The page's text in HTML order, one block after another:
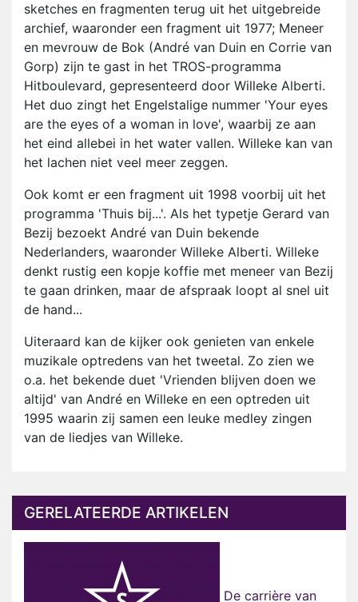
sketches en fragmenten terug uit het uitgebreide
archief, waaronder een fragment uit 1977; Meneer
en mevrouw de Bok (André van Duin en Corrie van
Gorp) zijn te gast in het TROS-programma
Hitboulevard, gepresenteerd door Willeke Alberti.
Het duo zingt het Engelstalige nummer 'Your eyes
are the eyes of a woman in love', waarbij ze aan
het eind allebei in het water vallen. Willeke kan van
het lachen niet veel meer zeggen.
Ook komt er een fragment uit 1998 voorbij uit het
programma 'Thuis bij...'. Als het typetje Gerard van
Bezij bezoekt André van Duin bekende
Nederlanders, waaronder Willeke Alberti. Willeke
denkt rustig een kopje koffie met meneer van Bezij
te gaan drinken, maar de afspraak loopt al snel uit
de hand...
Uiteraard kan de kijker ook genieten van enkele
muzikale optredens van het tweetal. Zo zien we
o.a. het bekende duet 'Vrienden blijven doen we
altijd' van André en Willeke en een optreden uit
1995 waarin zij samen een leuke medley zingen
van de liedjes van Willeke.
GERELATEERDE ARTIKELEN
De carrière van